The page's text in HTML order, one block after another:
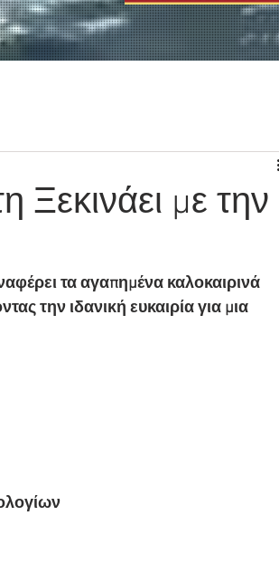
Ξεκινάει με την
τα αγαπημένα καλοκαιρινά
την ιδανική ευκαιρία για μια